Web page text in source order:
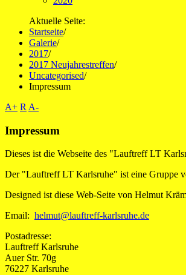
Aktuelle Seite:
Startseite/
Galerie/
2017/
2017 Neujahrestreffen/
Uncategorised/
Impressum
A+ R A-
Impressum
Dieses ist die Webseite des "Lauftreff LT
Der "Lauftreff LT Karlsruhe" ist eine Gruppe
Designed ist diese Web-Seite von Helmut
Email: helmut@lauftreff-karlsruhe.de
Postadresse:
Lauftreff Karlsruhe
Auer Str. 70g
76227 Karlsruhe